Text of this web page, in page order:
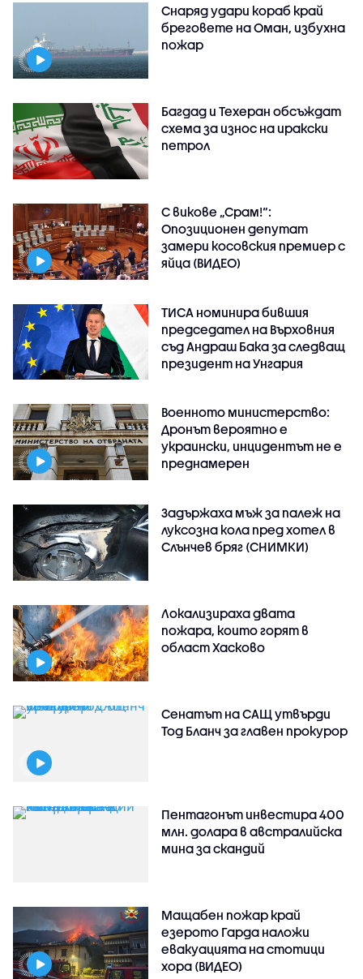
Снаряд удари кораб край
бреговете на Оман, избухна
пожар
Багдад и Техеран обсъждат
схема за износ на иракски
петрол
С викове „Срам!“:
Опозиционен депутат
замери косовския премиер с
яйца (ВИДЕО)
ТИСА номинира бившия
председател на Върховния
съд Андраш Бака за следващ
президент на Унгария
Военното министерство:
Дронът вероятно е
украински, инцидентът не е
преднамерен
Задържаха мъж за палеж на
луксозна кола пред хотел в
Слънчев бряг (СНИМКИ)
Локализираха двата
пожара, които горят в
област Хасково
Сенатът на САЩ утвърди
Тод Бланч за главен прокурор
Пентагонът инвестира 400
млн. долара в австралийска
мина за скандий
Мащабен пожар край
езерото Гарда наложи
евакуацията на стотици
хора (ВИДЕО)